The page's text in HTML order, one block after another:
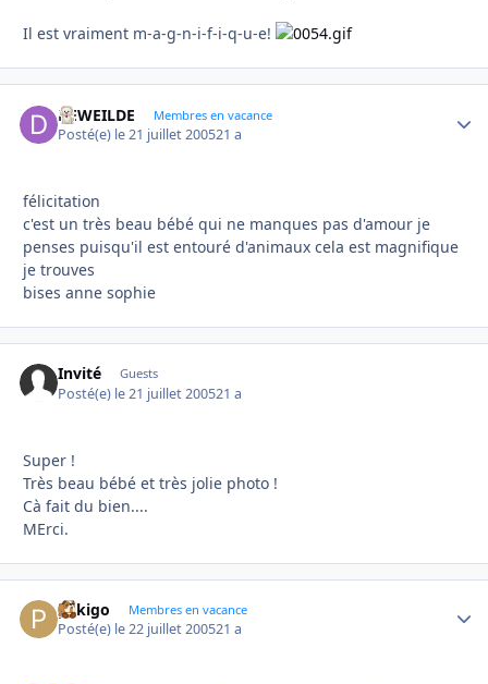
Il est vraiment m-a-g-n-i-f-i-q-u-e!
DEWEILDE Membres en vacance
Posté(e) le 21 juillet 200521 a
félicitation
c'est un très beau bébé qui ne manques pas d'amour je
penses puisqu'il est entouré d'animaux cela est magnifique
je trouves
bises anne sophie
Invité Guests
Posté(e) le 21 juillet 200521 a
Super !
Très beau bébé et très jolie photo !
Cà fait du bien....
MErci.
pekigo Membres en vacance
Posté(e) le 22 juillet 200521 a